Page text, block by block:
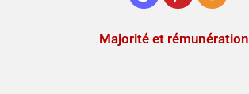
Majorité et rémunération